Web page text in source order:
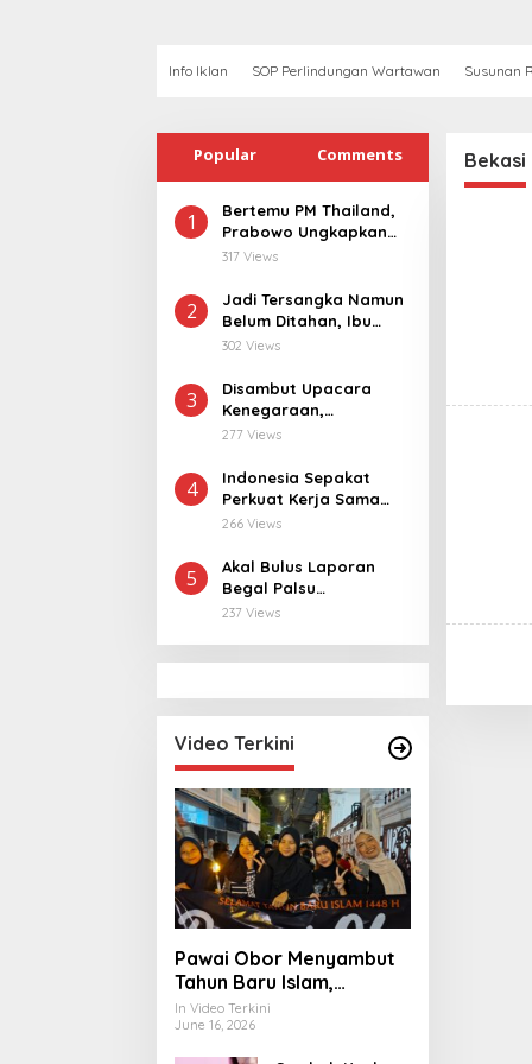
Info Iklan SOP Perlindungan Wartawan Susunan
Popular Comments
1
Bertemu PM Thailand,
Prabowo Ungkapkan
Duka Cita kepada Putri
Tahun ke Raja Thailand
317 Views
2
Jadi Tersangka Namun
Belum Ditahan, Ibu
Korban di Pekalongan
Keseriusan Polisi
Tangani Kasus
Rudapksa Sampai
302 Views
3
Disambut Upacara
Kenegaraan,
Kunjungan PM Anutin
Hubungan Indonesia-
Thailand
277 Views
4
Indonesia Sepakat
Perkuat Kerja Sama
dengan Thailand, dari
Ekonomi Digital
266 Views
5
Akal Bulus Laporan
Begal Palsu
Terbongkar, Polisi
237 Views
Video Terkini
Pawai Obor Menyambut
Tahun Baru Islam,
Bangkitkan Nilai
Persatuan di Palmerah
Jakbar
In Video Terkini
June 16, 2026
Bekasi